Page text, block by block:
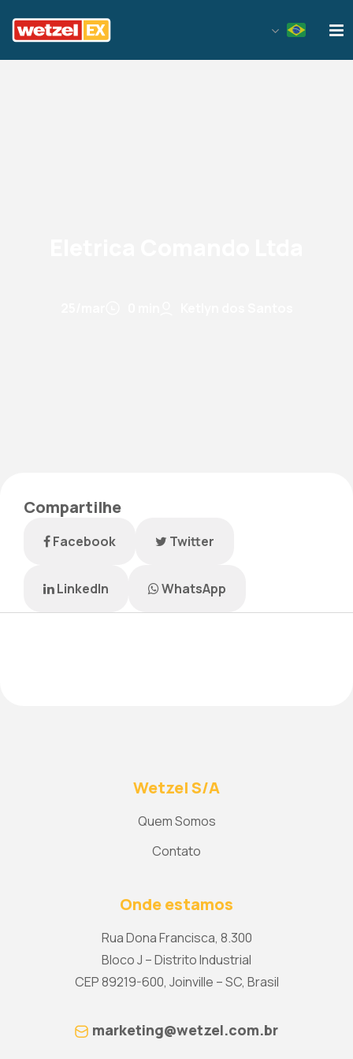
Compartilhe
Facebook Twitter
LinkedIn WhatsApp
Wetzel S/A
Quem Somos
Contato
Onde estamos
Rua Dona Francisca, 8.300
Bloco J – Distrito Industrial
CEP 89219-600, Joinville – SC, Brasil
marketing@wetzel.com.br